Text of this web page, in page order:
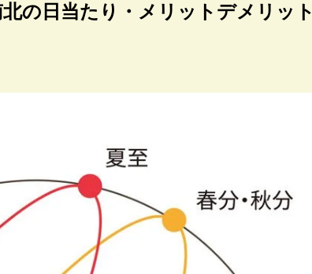
の日当たり・メリットデメリット